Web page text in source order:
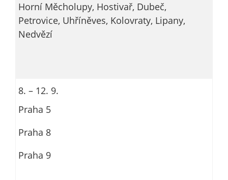
Horní Měcholupy, Hostivař, Dubeč,
Petrovice, Uhříněves, Kolovraty, Lipany,
Nedvězí
8. – 12. 9.
Praha 5
Praha 8
Praha 9